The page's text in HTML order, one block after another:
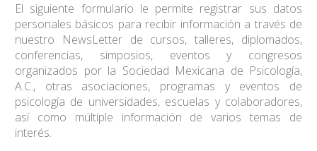
El siguiente formulario le permite registrar sus datos
personales básicos para recibir información a través de
nuestro NewsLetter de cursos, talleres, diplomados,
conferencias, simposios, eventos y congresos
organizados por la Sociedad Mexicana de Psicología,
A.C., otras asociaciones, programas y eventos de
psicología de universidades, escuelas y colaboradores,
así como múltiple información de varios temas de
interés.